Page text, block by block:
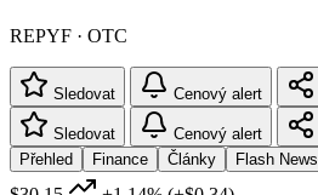
REPYF · OTC
Sledovat Cenový alert
Sledovat
Cenový alert
Přehled
Finance Články Flash News